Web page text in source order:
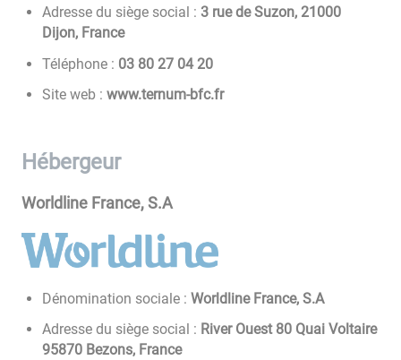
Adresse du siège social :3 rue de Suzon, 21000
Dijon, France
Téléphone : 02 40 72 08 30
Site web : www.ternum-bfc.fr
Hébergeur
Worldline France, S.A
Dénomination sociale :Worldline France, S.A
Adresse du siège social : River Ouest 80 Quai Voltaire
95870 Bezons, France